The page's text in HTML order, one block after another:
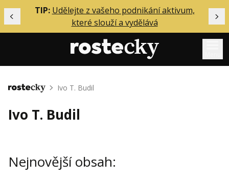
Předchozí
TIP: Udělejte z vašeho podnikání aktivum,
které slouží a vydělává
Mentoring
Solo
Inzerce
Domů Ivo T. Budil
Ivo T. Budil
Nejnovější obsah: